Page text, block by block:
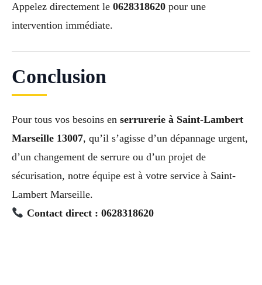
Appelez directement le 0628318620 pour une
intervention immédiate.
Conclusion
Pour tous vos besoins en serrurerie à Saint-Lambert
Marseille 13007, qu’il s’agisse d’un dépannage urgent,
d’un changement de serrure ou d’un projet de
sécurisation, notre équipe est à votre service à Saint-
Lambert Marseille.
Contact direct : 0628318620